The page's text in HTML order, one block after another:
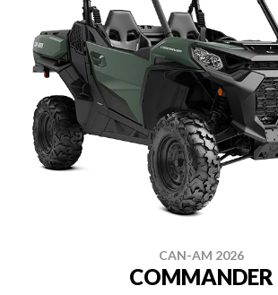
CAN-AM 2026
COMMANDER